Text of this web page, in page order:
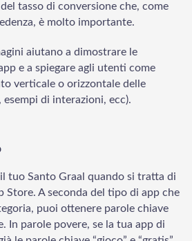
tasso di conversione che, come
è molto importante.
aiutano a dimostrare le
e a spiegare agli utenti come
verticale o orizzontale delle
di interazioni, ecc).
tuo Santo Graal quando si tratta di
Store. A seconda del tipo di app che
puoi ottenere parole chiave
In parole povere, se la tua app di
to Our Chat!
your email to begin chatting with
us.